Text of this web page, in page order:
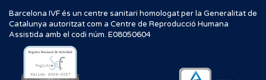
Barcelona IVF és un centre sanitari homologat per la Generalitat de
Catalunya autoritzat com a Centre de Reproducció Humana
Assistida amb el codi núm. E08050604